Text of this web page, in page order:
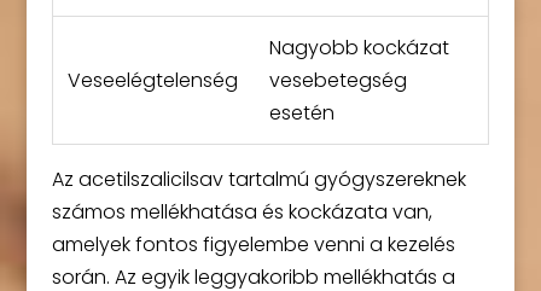
Veseelégtelenség
Nagyobb kockázat
vesebetegség
esetén
Az acetilszalicilsav tartalmú gyógyszereknek
számos mellékhatása és kockázata van,
amelyek fontos figyelembe venni a kezelés
során. Az egyik leggyakoribb mellékhatás a